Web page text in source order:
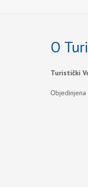
O
Turistički